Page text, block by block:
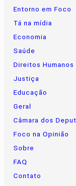
Entorno em Foco
Tá na mídia
Economia
Saúde
Direitos Humanos
Justiça
Educação
Geral
Câmara dos
Foco na Opinião
Sobre
FAQ
Contato